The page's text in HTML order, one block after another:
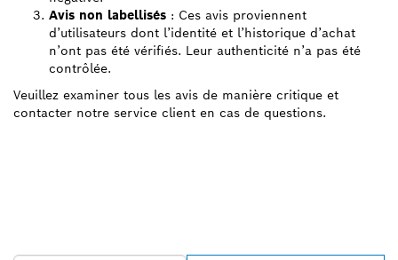
Avis non labellisés : Ces avis proviennent
d’utilisateurs dont l’identité et l’historique d’achat
n’ont pas été vérifiés. Leur authenticité n’a pas été
contrôlée.
Veuillez examiner tous les avis de manière critique et
contacter notre service client en cas de questions.